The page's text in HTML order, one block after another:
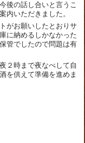
後の話し合いと言うこ
内いただきました。
がお願いしたとおりサ
に納めるしかなかった
管でしたので問題は有
２時まで夜なべして自
を供えて準備を進めま